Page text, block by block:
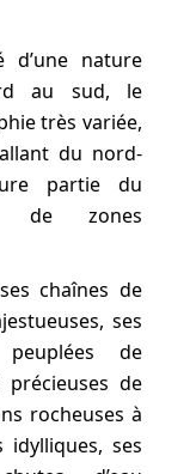
nature
au sud, le
très variée,
du nord-
partie du
de zones
chaînes de
ses
de
de
rocheuses à
idylliques, ses